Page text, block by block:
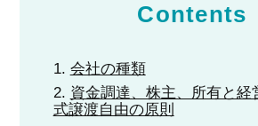
Contents
会社の種類
資金調達、株主、所有と経
式譲渡自由の原則